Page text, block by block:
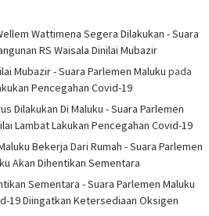
Wattimena Segera Dilakukan - Suara
RS Waisala Dinilai Mubazir
Mubazir - Suara Parlemen Maluku pada
Pencegahan Covid-19
Dilakukan Di Maluku - Suara Parlemen
Lambat Lakukan Pencegahan Covid-19
Bekerja Dari Rumah - Suara Parlemen
Akan Dihentikan Sementara
Sementara - Suara Parlemen Maluku
19 Diingatkan Ketersediaan Oksigen